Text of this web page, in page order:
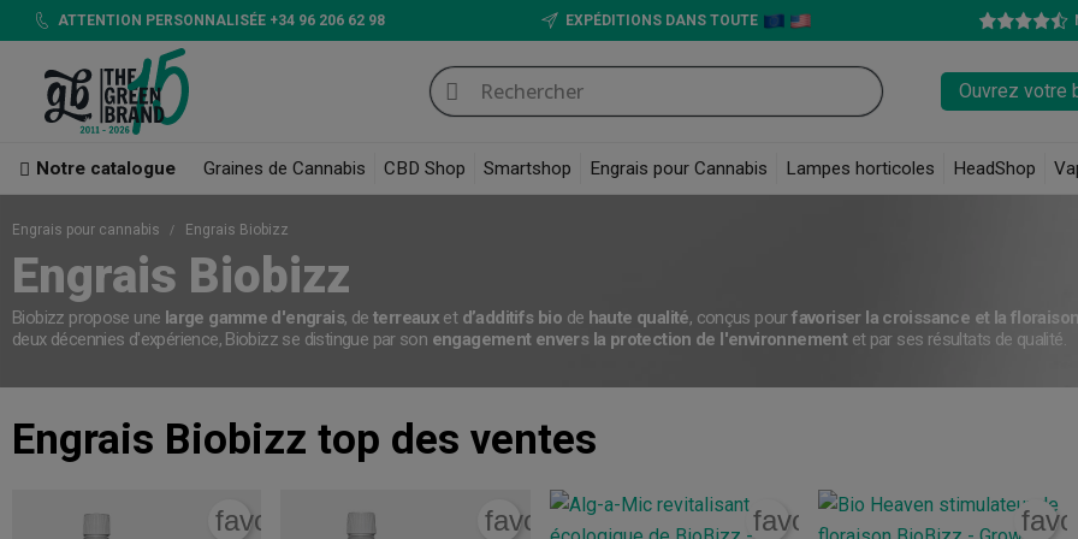
ATTENTION PERSONNALISÉE +34 96 206 62 98 EXPÉDITIONS DANS TOUTE
Ouvrez votre
Notre catalogue Graines de Cannabis CBD Shop Smartshop Engrais pour Cannabis Lampes horticoles HeadShop
Engrais pour cannabis Engrais Biobizz
Engrais Biobizz
Biobizz propose une large gamme d'engrais, de terreaux et d’additifs bio de haute qualité, conçus pourfavoriser la croissance et la floraison
deux décennies d'expérience, Biobizz se distingue par son engagement envers la protection de l'environnementet par ses résultats de qualité.
Engrais Biobizz top des ventes
favorite_border favorite_border favorite_border